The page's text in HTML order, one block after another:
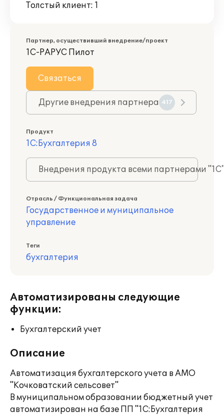
Толстый клиент: 1
Партнер, осуществивший внедрение/проект
1С-РАРУС Пилот
Связаться
Другие внедрения партнера 417
Продукт
1С:Бухгалтерия 8
Внедрения продукта всеми партнерами
Отрасль / Функциональная задача
Государственное и муниципальное
управление
Теги
бухгалтерия
Автоматизированы следующие
функции:
Бухгалтерский учет
Описание
Автоматизация бухгалтерского учета в АМО
"Кочковатский сельсовет"
В муниципальном образовании бюджетный учет
автоматизирован на базе ПП "1С:Бухгалтерия